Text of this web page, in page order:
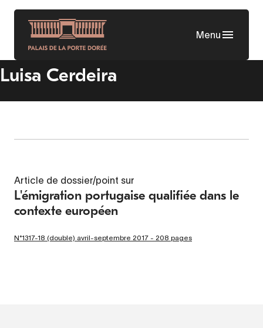
Aller
contenu
principal
Menu
Luisa Cerdeira
Article de dossier/point sur
L'émigration portugaise qualifiée dans le
contexte européen
N°1317-18 (double) avril-septembre 2017 - 208 pages